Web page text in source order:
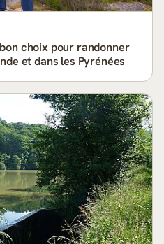
choix pour randonner
et dans les Pyrénées